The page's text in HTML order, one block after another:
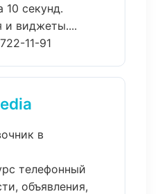
10 секунд.
и виджеты....
11-91
в
телефонный
объявления,